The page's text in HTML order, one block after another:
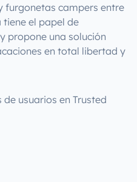
furgonetas campers entre
el papel de
propone una solución
en total libertad y
usuarios en Trusted